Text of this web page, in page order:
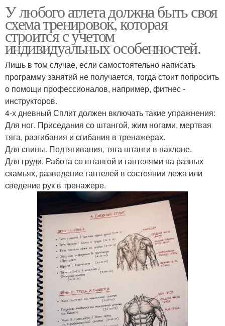
У любого атлета должна быть своя
схема тренировок, которая
строится с учетом
индивидуальных особенностей.
Лишь в том случае, если самостоятельно написать
программу занятий не получается, тогда стоит попросить
о помощи профессионалов, например, фитнес -
инструкторов.
4-х дневный Сплит должен включать такие упражнения:
Для ног. Приседания со штангой, жим ногами, мертвая
тяга, разгибания и сгибания в тренажерах.
Для спины. Подтягивания, тяга штанги в наклоне.
Для груди. Работа со штангой и гантелями на разных
скамьях, разведение гантелей в состоянии лежа или
сведение рук в тренажере.